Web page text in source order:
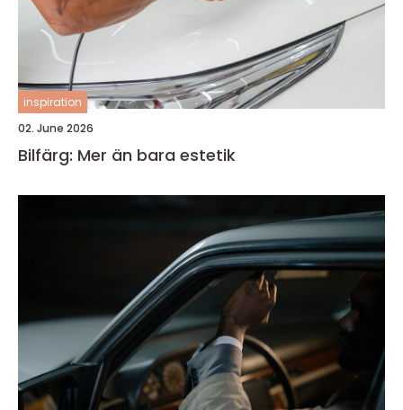
inspiration
02. June 2026
Bilfärg: Mer än bara estetik